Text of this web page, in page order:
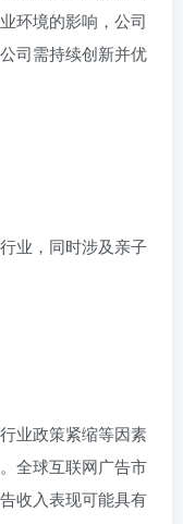
环境的影响，公司
司需持续创新并优
业，同时涉及亲子
业政策紧缩等因素
全球互联网广告市
收入表现可能具有